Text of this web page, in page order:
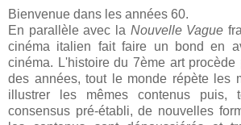
Bienvenue dans les années 60.
En parallèle avec la Nouvelle Vague
cinéma italien fait faire un bond en
cinéma. L'histoire du 7ème art
des années, tout le monde répète les
illustrer les mêmes contenus puis,
consensus pré-établi, de nouvelles